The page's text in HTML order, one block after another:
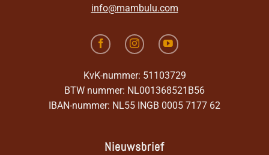
info@mambulu.com
KvK-nummer: 51103729
BTW nummer: NL001368521B56
IBAN-nummer: NL55 INGB 0005 7177 62
Nieuwsbrief